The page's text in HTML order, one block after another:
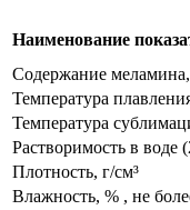
Наименование
Содержание
Температура
Температура
Растворимость в воде
Плотность, г/см³
Влажность, % , не